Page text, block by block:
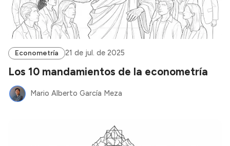
Econometría 21 de jul. de 2025
Los 10 mandamientos de la econometría
Mario Alberto García Meza